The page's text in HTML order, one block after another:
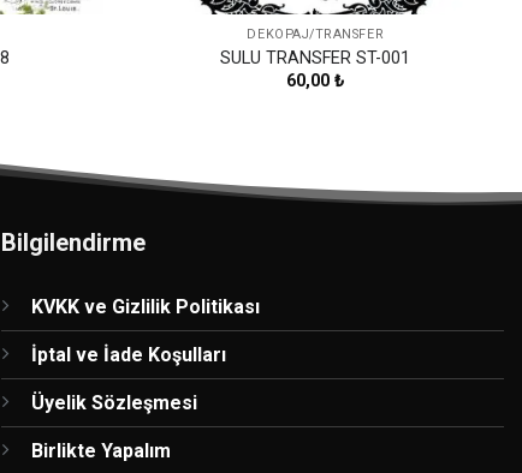
DEKOPAJ/TRANSFER
SULU TRANSFER ST-001
60,00 ₺
Bilgilendirme
KVKK ve Gizlilik Politikası
İptal ve İade Koşulları
Üyelik Sözleşmesi
Birlikte Yapalım